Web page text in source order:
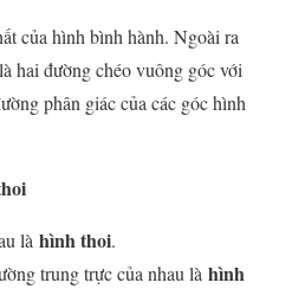
của hình bình hành. Ngoài ra
hai đường chéo vuông góc với
phân giác của các góc hình
là hình thoi.
trung trực của nhau là hình